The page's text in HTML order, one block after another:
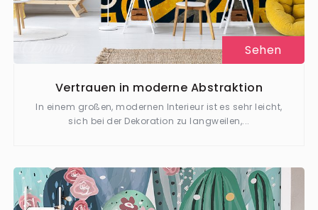
Sehen
Vertrauen in moderne Abstraktion
In einem großen, modernen Interieur ist es sehr leicht,
sich bei der Dekoration zu langweilen,...